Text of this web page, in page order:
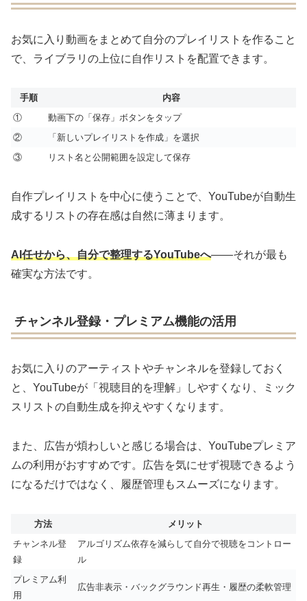
お気に入り動画をまとめて自分のプレイリストを作ること
で、ライブラリの上位に自作リストを配置できます。
手順
内容
①
動画下の「保存」ボタンをタップ
②
「新しいプレイリストを作成」を選択
③
リスト名と公開範囲を設定して保存
自作プレイリストを中心に使うことで、YouTubeが自動生
成するリストの存在感は自然に薄まります。
AI任せから、自分で整理するYouTubeへ——それが最も
確実な方法です。
チャンネル登録・プレミアム機能の活用
お気に入りのアーティストやチャンネルを登録しておく
と、YouTubeが「視聴目的を理解」しやすくなり、ミック
スリストの自動生成を抑えやすくなります。
また、広告が煩わしいと感じる場合は、YouTubeプレミア
ムの利用がおすすめです。広告を気にせず視聴できるよう
になるだけではなく、履歴管理もスムーズになります。
方法
メリット
チャンネル登
録
アルゴリズム依存を減らして自分で視聴をコントロー
ル
プレミアム利
用
広告非表示・バックグラウンド再生・履歴の柔軟管理